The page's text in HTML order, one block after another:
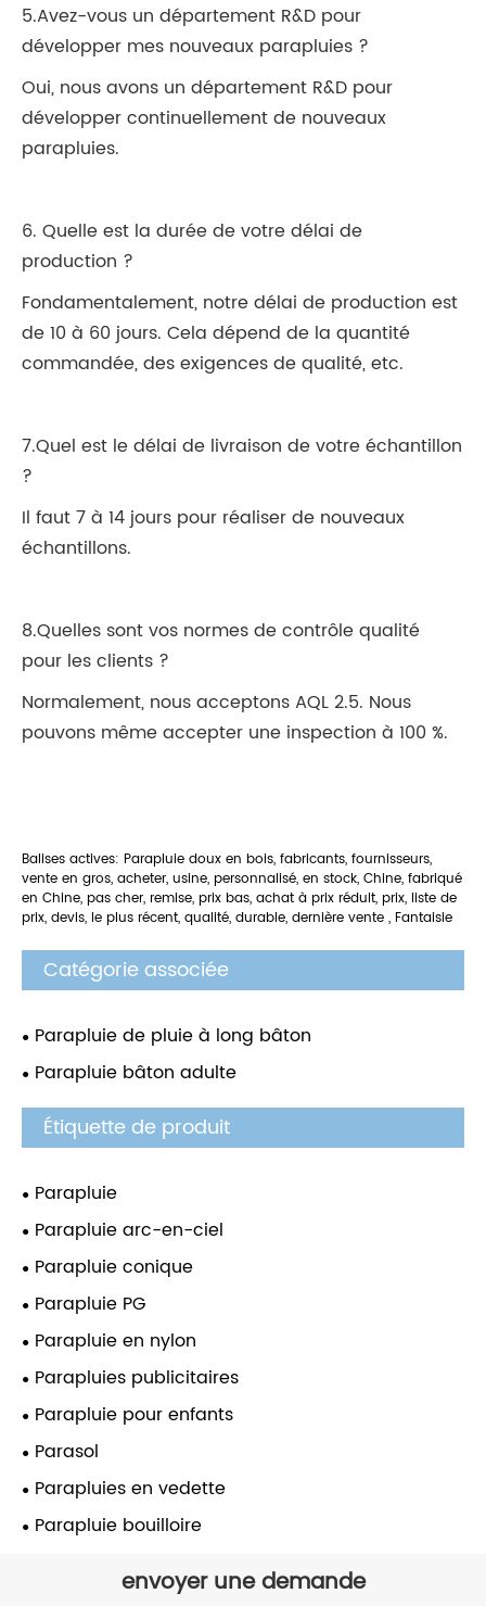
5.Avez-vous un département R&D pour
développer mes nouveaux parapluies ?
Oui, nous avons un département R&D pour
développer continuellement de nouveaux
parapluies.
6. Quelle est la durée de votre délai de
production ?
Fondamentalement, notre délai de production est
de 10 à 60 jours. Cela dépend de la quantité
commandée, des exigences de qualité, etc.
7.Quel est le délai de livraison de votre échantillon
?
Il faut 7 à 14 jours pour réaliser de nouveaux
échantillons.
8.Quelles sont vos normes de contrôle qualité
pour les clients ?
Normalement, nous acceptons AQL 2.5. Nous
pouvons même accepter une inspection à 100 %.
Balises actives: Parapluie doux en bois, fabricants, fournisseurs,
vente en gros, acheter, usine, personnalisé, en stock, Chine, fabriqué
en Chine, pas cher, remise, prix bas, achat à prix réduit, prix, liste de
prix, devis, le plus récent, qualité, durable, dernière vente , Fantaisie
Catégorie associée
Parapluie de pluie à long bâton
Parapluie bâton adulte
Étiquette de produit
Parapluie
Parapluie arc-en-ciel
Parapluie conique
Parapluie PG
Parapluie en nylon
Parapluies publicitaires
Parapluie pour enfants
Parasol
Parapluies en vedette
Parapluie bouilloire
envoyer une demande